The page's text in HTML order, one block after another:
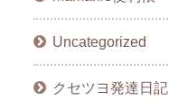
Uncategorized
クセツヨ発達日記